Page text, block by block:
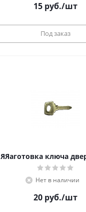
15 руб./шт
Под заказ
ЯЯаготовка ключа
Нет в наличии
20 руб./шт